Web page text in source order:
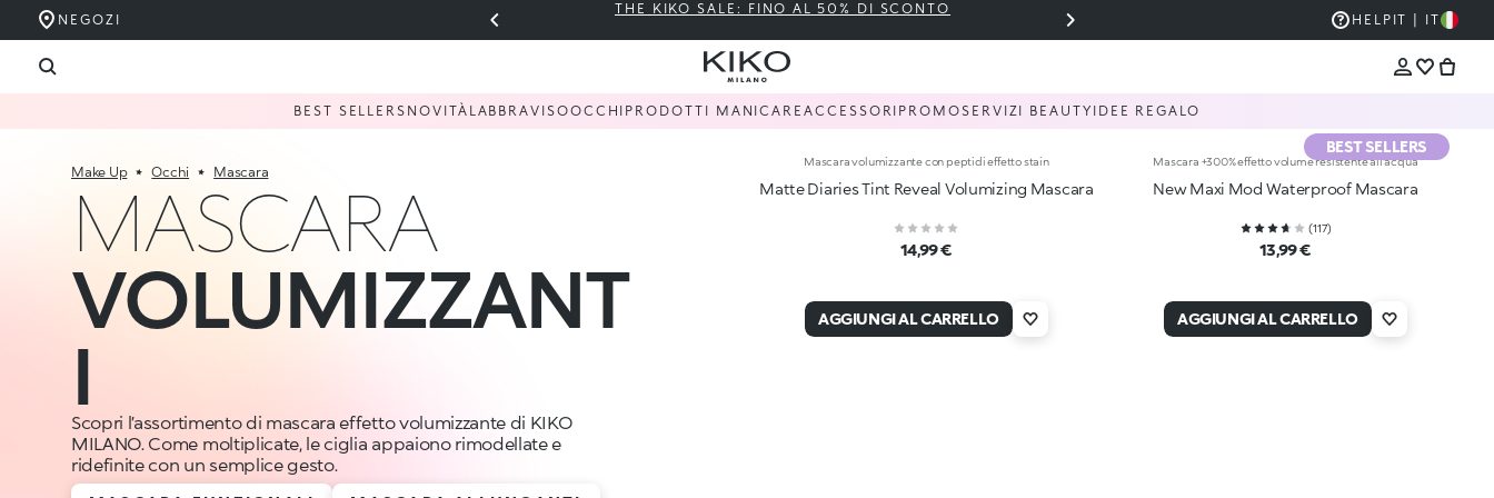
NEGOZI
THE KIKO SALE: FINO AL 50% DI SCONTO ⚡ SUPER PROMO JUST CAVALLI: -30% SU TUTTA
HELP IT | IT
BEST SELLERS NOVITÀ LABBRAVISOOCCHI PRODOTTI MANICAREACCESSORI PROMOSERVIZI BEAUTY IDEE REGALO
Make Up Occhi Mascara
MASCARA
VOLUMIZZANT
I
Scopri l’assortimento di mascara effetto volumizzante di KIKO
MILANO. Come moltiplicate, le ciglia appaiono rimodellate e
ridefinite con un semplice gesto.
Mascara volumizzante con peptidi effetto stain
Matte Diaries Tint Reveal Volumizing Mascara
14,99 €
AGGIUNGI AL CARRELLO
BEST SELLERS
Mascara +300% effetto volume resistente all'acqua
New Maxi Mod Waterproof Mascara
(117)
13,99 €
AGGIUNGI AL CARRELLO